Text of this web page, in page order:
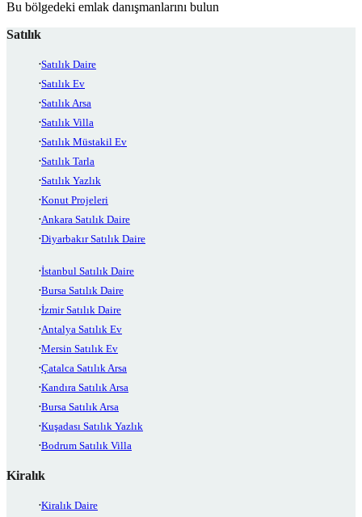
Bu bölgedeki emlak danışmanlarını bulun
Satılık
Satılık Daire
Satılık Ev
Satılık Arsa
Satılık Villa
Satılık Müstakil Ev
Satılık Tarla
Satılık Yazlık
Konut Projeleri
Ankara Satılık Daire
Diyarbakır Satılık Daire
İstanbul Satılık Daire
Bursa Satılık Daire
İzmir Satılık Daire
Antalya Satılık Ev
Mersin Satılık Ev
Çatalca Satılık Arsa
Kandıra Satılık Arsa
Bursa Satılık Arsa
Kuşadası Satılık Yazlık
Bodrum Satılık Villa
Kiralık
Kiralık Daire